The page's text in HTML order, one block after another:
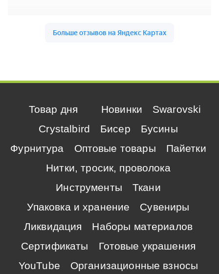
Товар дня Новинки
Swarovski
Crystalbird
Бисер
Бусины
Фурнитура
Оптовые товары
Пайетки
Нитки, тросик, проволока
Инструменты
Ткани
Упаковка и хранение
Сувениры
Ликвидация
Наборы материалов
Сертификаты
Готовые украшения
YouTube
Организационные взносы